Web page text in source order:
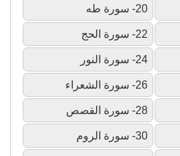
20- سورة طه
22- سورة الحج
24- سورة النور
26- سورة الشعراء
28- سورة القصص
30- سورة الروم